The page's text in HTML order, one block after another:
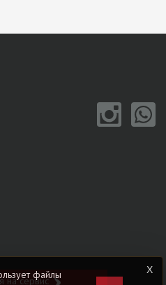
на сервис
файлы